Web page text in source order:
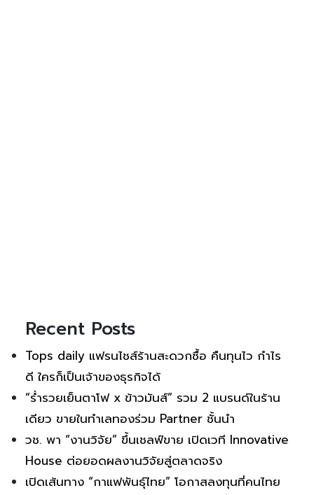
Recent Posts
Tops daily แฟรนไชส์ร้านสะดวกซื้อ คืนทุนไว กำไร
ดี ใครก็เป็นเจ้าของธุรกิจได้
“ร่ำรวยเย็นตาโฟ x ข้าวมันส์” รวม 2 แบรนด์ในร้าน
เดียว ขายในทำเลทองร่วม Partner ชั้นนำ
วช. พา “งานวิจัย” ขึ้นเชลฟ์ขาย เปิดเวที Innovative
House ต่อยอดผลงานวิจัยสู่ตลาดจริง
เปิดเส้นทาง “กาแฟพันธุ์ไทย” โอกาสลงทุนที่คนไทย